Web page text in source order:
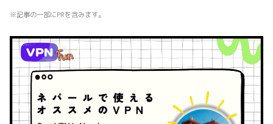
※記事の一部にPRを含みます。